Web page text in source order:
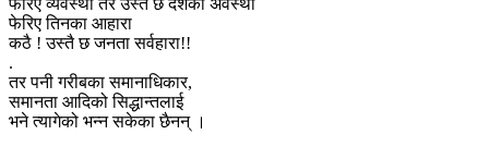
फेरिए तिनका आहारा
कठै ! उस्तै छ जनता सर्वहारा!!
.
तर पनी गरीबका समानाधिकार,
समानता आदिको सिद्धान्तलाई
भने त्यागेको भन्न सकेका छैनन् ।